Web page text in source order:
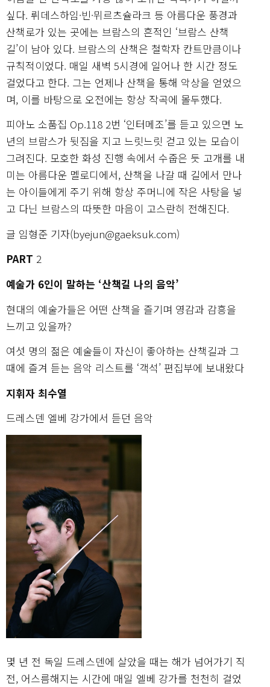
싶다. 뤼데스하임·빈·뮈르츠슐라크 등 아름다운 풍경과
산책로가 있는 곳에는 브람스의 흔적인 ‘브람스 산책
길’이 남아 있다. 브람스의 산책은 철학자 칸트만큼이나
규칙적이었다. 매일 새벽 5시경에 일어나 한 시간 정도
걸었다고 한다. 그는 언제나 산책을 통해 악상을 얻었으
며, 이를 바탕으로 오전에는 항상 작곡에 몰두했다.
피아노 소품집 Op.118 2번 ‘인터메조’를 듣고 있으면 노
년의 브람스가 뒷짐을 지고 느릿느릿 걷고 있는 모습이
그려진다. 모호한 화성 진행 속에서 수줍은 듯 고개를 내
미는 아름다운 멜로디에서, 산책을 나갈 때 길에서 만나
는 아이들에게 주기 위해 항상 주머니에 작은 사탕을 넣
고 다닌 브람스의 따뜻한 마음이 고스란히 전해진다.
글 임형준 기자(byejun@gaeksuk.com)
PART 2
예술가 6인이 말하는 ‘산책길 나의 음악’
현대의 예술가들은 어떤 산책을 즐기며 영감과 감흥을
느끼고 있을까?
여섯 명의 젊은 예술들이 자신이 좋아하는 산책길과 그
때에 즐겨 듣는 음악 리스트를 ‘객석’ 편집부에 보내왔다
지휘자 최수열
드레스덴 엘베 강가에서 듣던 음악
몇 년 전 독일 드레스덴에 살았을 때는 해가 넘어가기 직
전, 어스름해지는 시간에 매일 엘베 강가를 천천히 걸었